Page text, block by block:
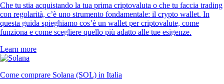
Che tu stia acquistando la tua prima criptovaluta o che tu faccia trading
con regolarità, c’è uno strumento fondamentale: il crypto wallet. In
questa guida spieghiamo cos’è un wallet per criptovalute, come
funziona e come scegliere quello più adatto alle tue esigenze.
Learn more
Come comprare Solana (SOL) in Italia